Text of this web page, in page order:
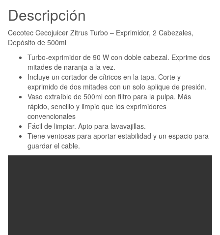
Descripción
Cecotec Cecojuicer Zitrus Turbo – Exprimidor, 2 Cabezales,
Depósito de 500ml
Turbo-exprimidor de 90 W con doble cabezal. Exprime dos
mitades de naranja a la vez.
Incluye un cortador de cítricos en la tapa. Corte y
exprimido de dos mitades con un solo aplique de presión.
Vaso extraíble de 500ml con filtro para la pulpa. Más
rápido, sencillo y limpio que los exprimidores
convencionales
Fácil de limpiar. Apto para lavavajillas.
Tiene ventosas para aportar estabilidad y un espacio para
guardar el cable.